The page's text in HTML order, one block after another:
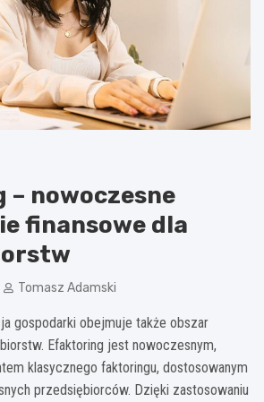
nowoczesne
finansowe dla
Tomasz Adamski
gospodarki obejmuje także obszar
Efaktoring jest nowoczesnym,
klasycznego faktoringu, dostosowanym
przedsiębiorców. Dzięki zastosowaniu